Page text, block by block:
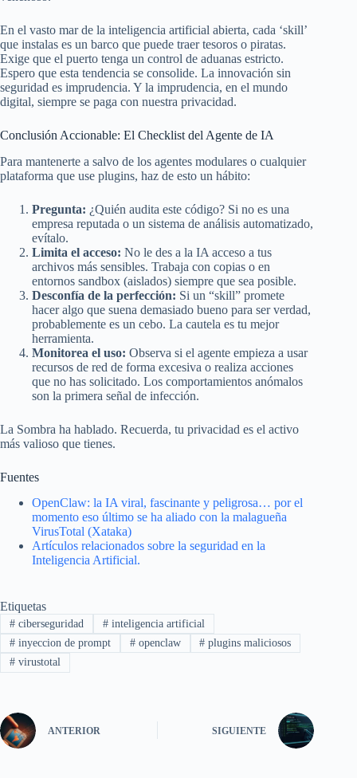
En el vasto mar de la inteligencia artificial abierta, cada ‘skill’
que instalas es un barco que puede traer tesoros o piratas.
Exige que el puerto tenga un control de aduanas estricto.
Espero que esta tendencia se consolide. La innovación sin
seguridad es imprudencia. Y la imprudencia, en el mundo
digital, siempre se paga con nuestra privacidad.
Conclusión Accionable: El Checklist del Agente de IA
Para mantenerte a salvo de los agentes modulares o cualquier
plataforma que use plugins, haz de esto un hábito:
Pregunta: ¿Quién audita este código? Si no es una
empresa reputada o un sistema de análisis automatizado,
evítalo.
Limita el acceso: No le des a la IA acceso a tus
archivos más sensibles. Trabaja con copias o en
entornos sandbox (aislados) siempre que sea posible.
Desconfía de la perfección: Si un “skill” promete
hacer algo que suena demasiado bueno para ser verdad,
probablemente es un cebo. La cautela es tu mejor
herramienta.
Monitorea el uso: Observa si el agente empieza a usar
recursos de red de forma excesiva o realiza acciones
que no has solicitado. Los comportamientos anómalos
son la primera señal de infección.
La Sombra ha hablado. Recuerda, tu privacidad es el activo
más valioso que tienes.
Fuentes
OpenClaw: la IA viral, fascinante y peligrosa… por el
momento eso último se ha aliado con la malagueña
VirusTotal (Xataka)
Artículos relacionados sobre la seguridad en la
Inteligencia Artificial.
Etiquetas
#ciberseguridad #inteligencia artificial
#inyeccion de prompt #openclaw # plugins maliciosos
#virustotal
ANTERIOR SIGUIENTE